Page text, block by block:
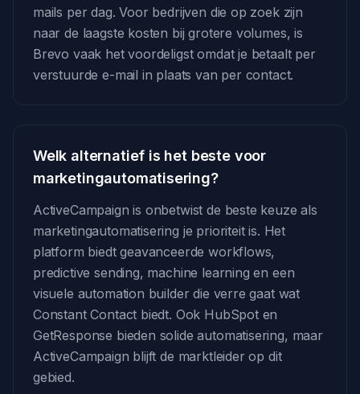
mails per dag. Voor bedrijven die op zoek zijn
naar de laagste kosten bij grotere volumes, is
Brevo vaak het voordeligst omdat je betaalt per
verstuurde e-mail in plaats van per contact.
Welk alternatief is het beste voor
marketingautomatisering?
ActiveCampaign is onbetwist de beste keuze als
marketingautomatisering je prioriteit is. Het
platform biedt geavanceerde workflows,
predictive sending, machine learning en een
visuele automation builder die verre gaat wat
Constant Contact biedt. Ook HubSpot en
GetResponse bieden solide automatisering, maar
ActiveCampaign blijft de marktleider op dit
gebied.